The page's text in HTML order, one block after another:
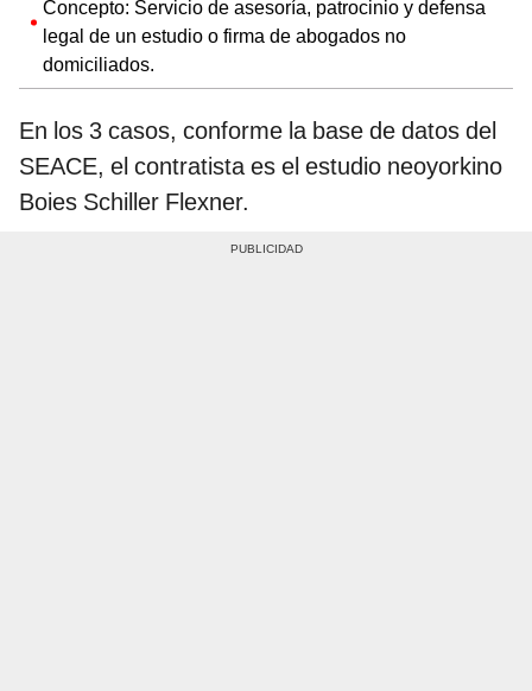
Concepto: Servicio de asesoría, patrocinio y defensa
legal de un estudio o firma de abogados no
domiciliados.
En los 3 casos, conforme la base de datos del
SEACE, el contratista es el estudio neoyorkino
Boies Schiller Flexner.